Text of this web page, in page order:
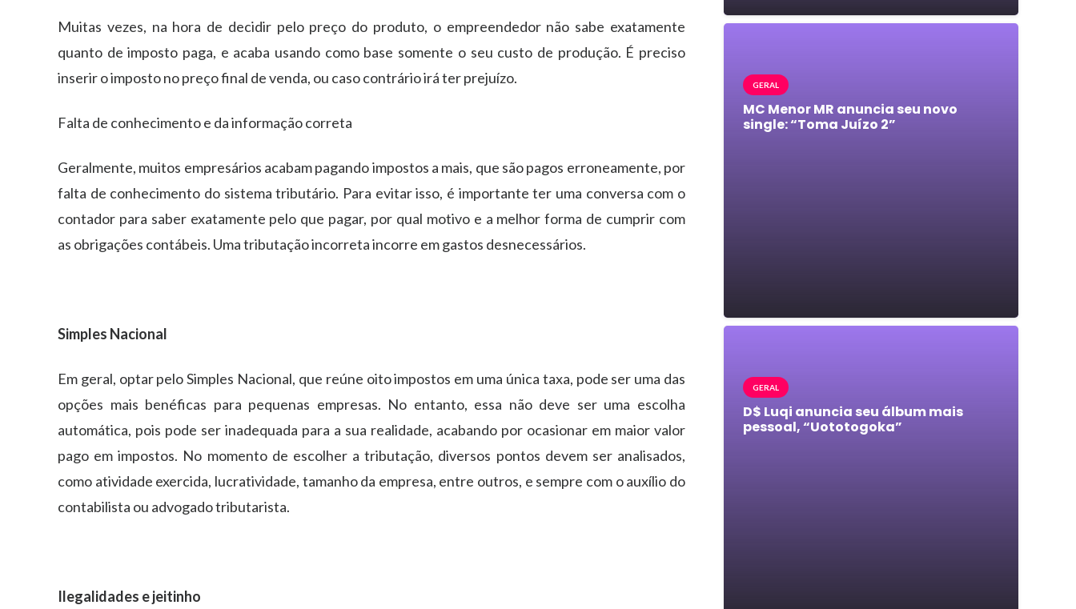
Muitas vezes, na hora de decidir pelo preço do produto, o empreendedor não sabe exatamente
quanto de imposto paga, e acaba usando como base somente o seu custo de produção. É preciso
inserir o imposto no preço final de venda, ou caso contrário irá ter prejuízo.
Falta de conhecimento e da informação correta
Geralmente, muitos empresários acabam pagando impostos a mais, que são pagos erroneamente, por
falta de conhecimento do sistema tributário. Para evitar isso, é importante ter uma conversa com o
contador para saber exatamente pelo que pagar, por qual motivo e a melhor forma de cumprir com
as obrigações contábeis. Uma tributação incorreta incorre em gastos desnecessários.
Simples Nacional
Em geral, optar pelo Simples Nacional, que reúne oito impostos em uma única taxa, pode ser uma das
opções mais benéficas para pequenas empresas. No entanto, essa não deve ser uma escolha
automática, pois pode ser inadequada para a sua realidade, acabando por ocasionar em maior valor
pago em impostos. No momento de escolher a tributação, diversos pontos devem ser analisados,
como atividade exercida, lucratividade, tamanho da empresa, entre outros, e sempre com o auxílio do
contabilista ou advogado tributarista.
Ilegalidades e jeitinho
GERAL
MC Menor MR anuncia seu novo
single: “Toma Juízo 2”
GERAL
D$ Luqi anuncia seu álbum mais
pessoal, “Uototogoka”